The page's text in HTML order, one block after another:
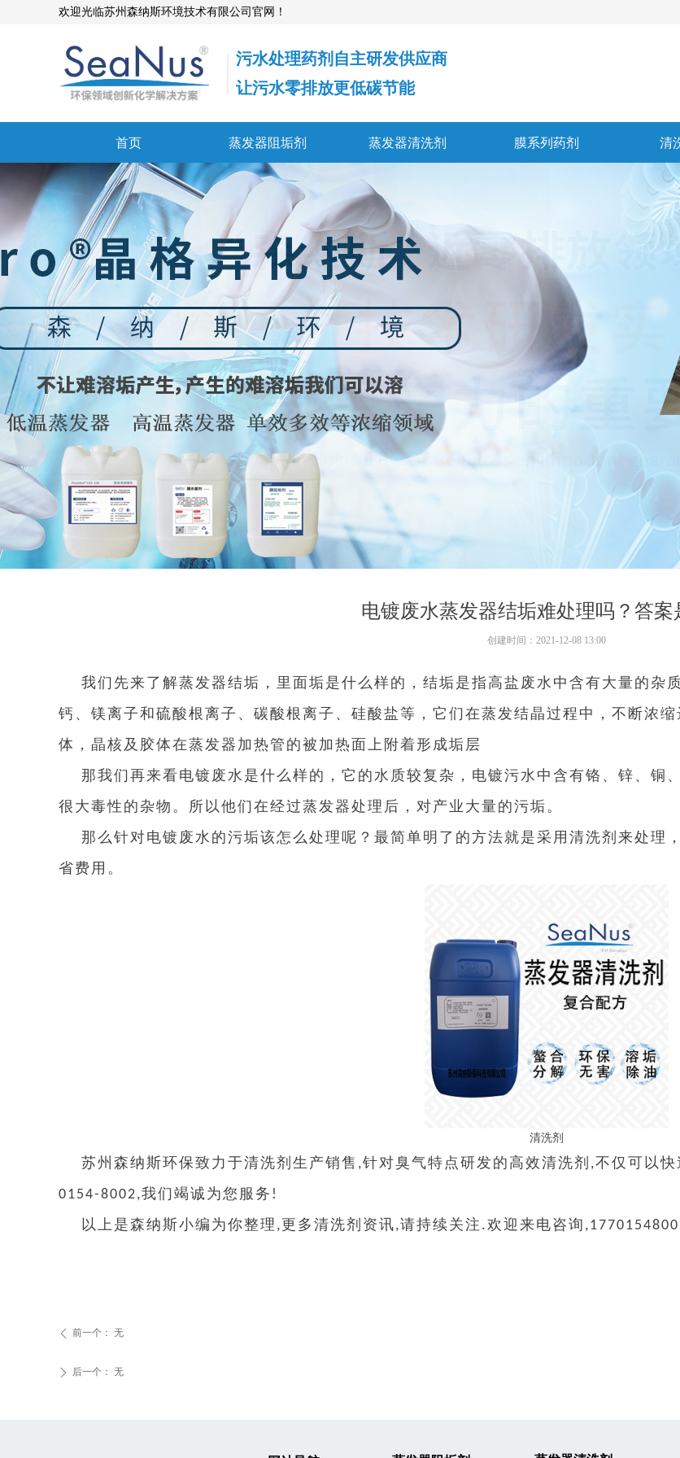
欢迎光临苏州森纳斯环境技术有限公司官网！
首页 蒸发器阻垢剂 蒸发器清洗剂 膜系列药剂 清
污水处理药剂自主研发供应商
​​​​​​​​​​​​​​让污水零排放更低碳节能
电镀废水蒸发器结垢难处理吗？答案
我们先来了解蒸发器结垢，里面垢是什么样的，结垢是指高盐废水中含有大量的杂
钙、镁离子和硫酸根离子、碳酸根离子、硅酸盐等，它们在蒸发结晶过程中，不断浓
体，晶核及胶体在蒸发器加热管的被加热面上附着形成垢层
那我们再来看电镀废水是什么样的，它的水质较复杂，电镀污水中含有铬、锌、铜
很大毒性的杂物。所以他们在经过蒸发器处理后，对产业大量的污垢。
那么针对电镀废水的污垢该怎么处理呢？最简单明了的方法就是采用清洗剂来处理
省费用。
清洗剂
苏州森纳斯环保致力于清洗剂生产销售,针对臭气特点研发的高效清洗剂,不仅可以
0154-8002,我们竭诚为您服务!
以上是森纳斯小编为你整理,更多清洗剂资讯,请持续关注.欢迎来电咨询
创建时间： 2021-12-08 13:00
ꄴ 前一个： 无
ꄲ 后一个： 无